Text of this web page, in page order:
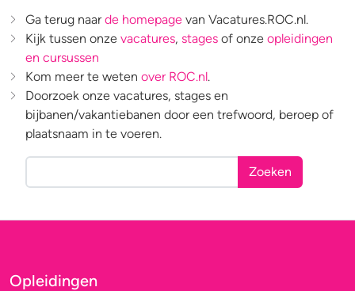
Ga terug naar de homepage van Vacatures.ROC.nl.
Kijk tussen onze vacatures, stages of onze opleidingen
en cursussen
Kom meer te weten over ROC.nl.
Doorzoek onze vacatures, stages en
bijbanen/vakantiebanen door een trefwoord, beroep of
plaatsnaam in te voeren.
Zoeken
Opleidingen